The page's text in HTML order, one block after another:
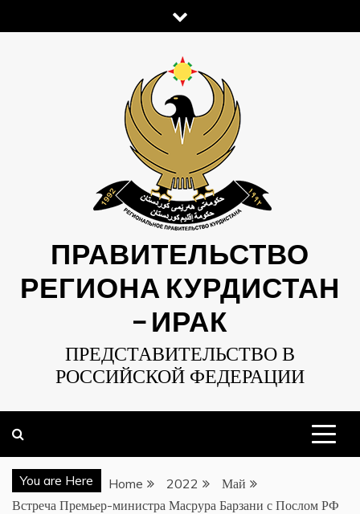
to
ПРАВИТЕЛЬСТВО
РЕГИОНА КУРДИСТАН
— ИРАК
ПРЕДСТАВИТЕЛЬСТВО В
РОССИЙСКОЙ ФЕДЕРАЦИИ
You are Here Home 2022
Май
Встреча Премьер-министра Масрура Барзани с Послом РФ